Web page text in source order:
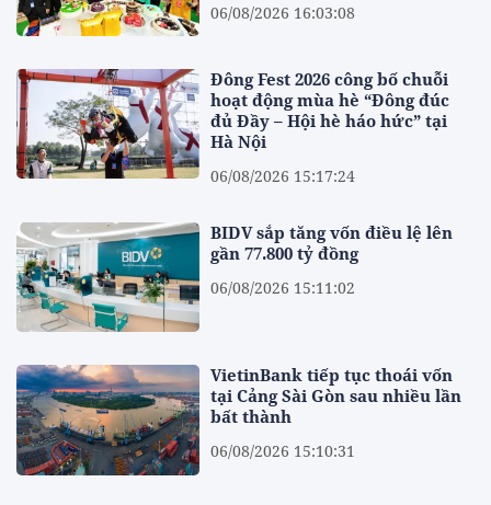
06/08/2026 16:03:08
Đông Fest 2026 công bố chuỗi
hoạt động mùa hè “Đông đúc
đủ Đầy – Hội hè háo hức” tại
Hà Nội
06/08/2026 15:17:24
BIDV sắp tăng vốn điều lệ lên
gần 77.800 tỷ đồng
06/08/2026 15:11:02
VietinBank tiếp tục thoái vốn
tại Cảng Sài Gòn sau nhiều lần
bất thành
06/08/2026 15:10:31